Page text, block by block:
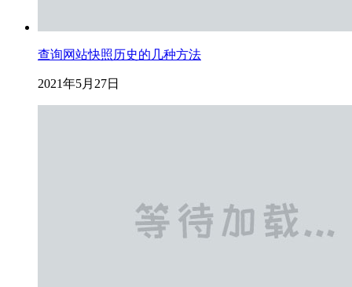
查询网站快照历史的几种方法
2021年5月27日